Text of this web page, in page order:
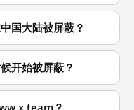
国大陆被屏蔽？
开始被屏蔽？